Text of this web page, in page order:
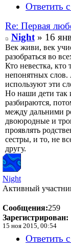
Ответить
Re: Первая
Night» 16
Век живи, век
разобраться во
Кто невестка, кто
непонятных слов.
используют эти
Но наши дети так
разбираются,
между дальними
двоюродные и
проявлять
сестры, и то, не
другу.
Night
Активный
Сообщения:259
Зарегистрирован:
15 ноя 2015, 00:54
Ответить